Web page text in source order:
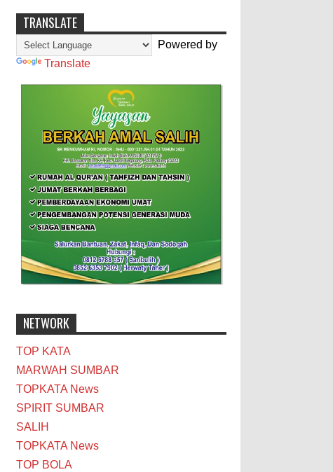
TRANSLATE
Powered by
Translate
NETWORK
TOP KATA
MARWAH SUMBAR
TOPKATA News
SPIRIT SUMBAR
SALIH
TOPKATA News
TOP BOLA